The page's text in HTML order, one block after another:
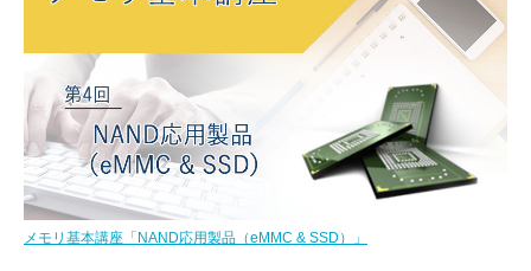
メモリ基本講座「NAND応用製品（eMMC & SSD）」